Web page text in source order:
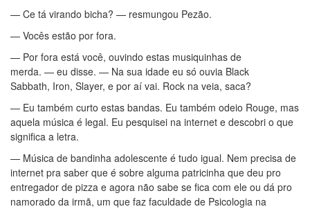
— Ce tá virando bicha? — resmungou Pezão.
— Vocês estão por fora.
— Por fora está você, ouvindo estas musiquinhas de
merda. — eu disse. — Na sua idade eu só ouvia Black
Sabbath, Iron, Slayer, e por aí vai. Rock na veia, saca?
— Eu também curto estas bandas. Eu também odeio Rouge, mas
aquela música é legal. Eu pesquisei na internet e descobri o que
significa a letra.
— Música de bandinha adolescente é tudo igual. Nem precisa de
internet pra saber que é sobre alguma patricinha que deu pro
entregador de pizza e agora não sabe se fica com ele ou dá pro
namorado da irmã, um que faz faculdade de Psicologia na